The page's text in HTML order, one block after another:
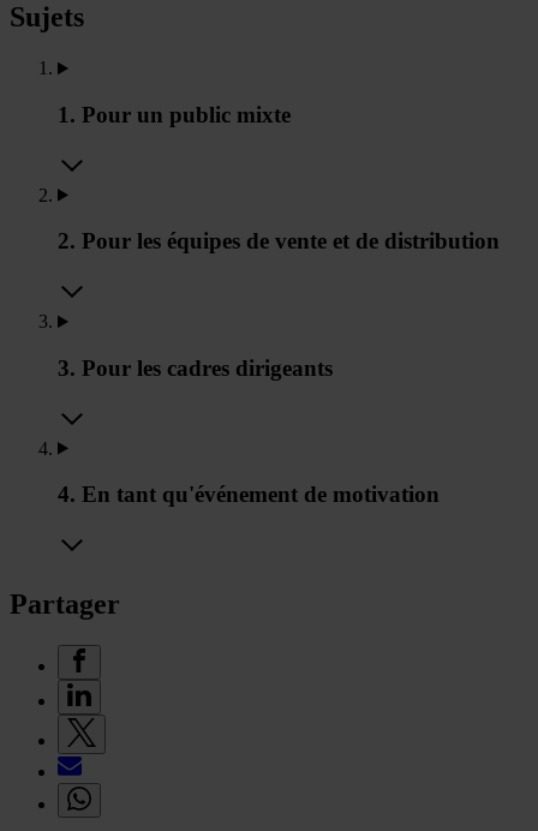
Sujets
1. Pour un public mixte
2. Pour les équipes de vente et de distribution
3. Pour les cadres dirigeants
4. En tant qu'événement de motivation
Partager